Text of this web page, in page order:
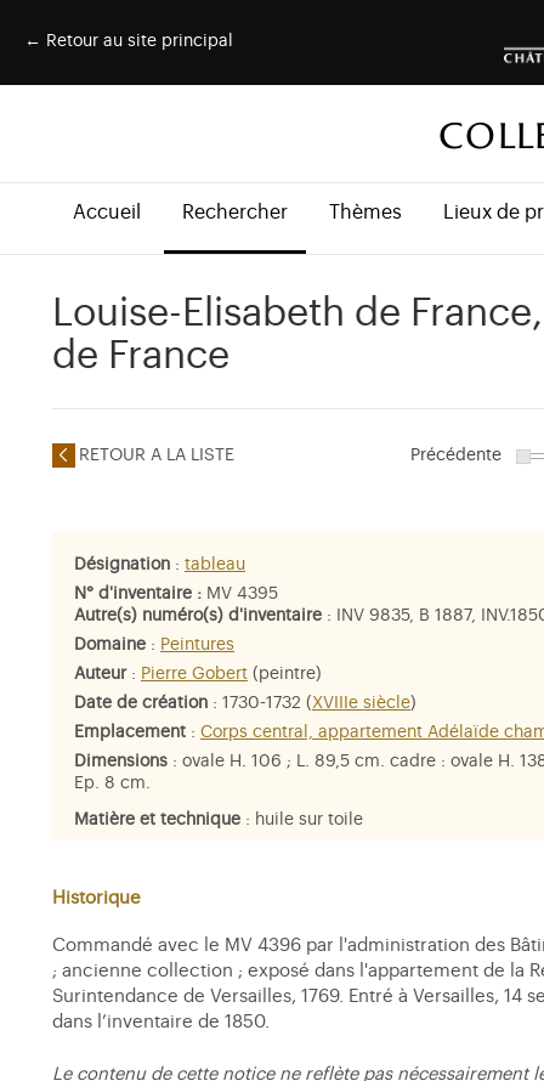
← Retour au site principal
Accueil Rechercher Thèmes Lieux de
Louise-Elisabeth de
de France
RETOUR A LA LISTE Précédente
Désignation : tableau
N° d'inventaire : MV 4395
Autre(s) numéro(s) d'inventaire : INV 9835, B 1887,
Domaine : Peintures
Auteur: Pierre Gobert (peintre)
Date de création : 1730-1732 ( XVIIIe siècle)
Emplacement : Corps central, appartement Adélaïde
Dimensions : ovale H. 106 ; L. 89,5 cm. cadre : ovale H.
Ep. 8 cm.
Matière et technique : huile sur toile
Historique
Commandé avec le MV 4396 par l'administration des
; ancienne collection ; exposé dans l'appartement de la
Surintendance de Versailles, 1769. Entré à Versailles, 14
dans l’inventaire de 1850.
Le contenu de cette notice ne reflète pas nécessairement